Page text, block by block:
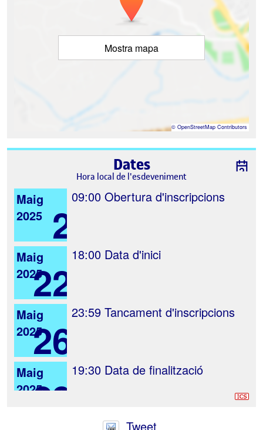
Mostra mapa
© OpenStreetMap Contributors
Dates
Hora local de l'esdeveniment
Maig
2025
2
09:00 Obertura d'inscripcions
Maig
202522
18:00 Data d'inici
Maig
202526
23:59 Tancament d'inscripcions
Maig
202529
19:30 Data de finalització
Tweet